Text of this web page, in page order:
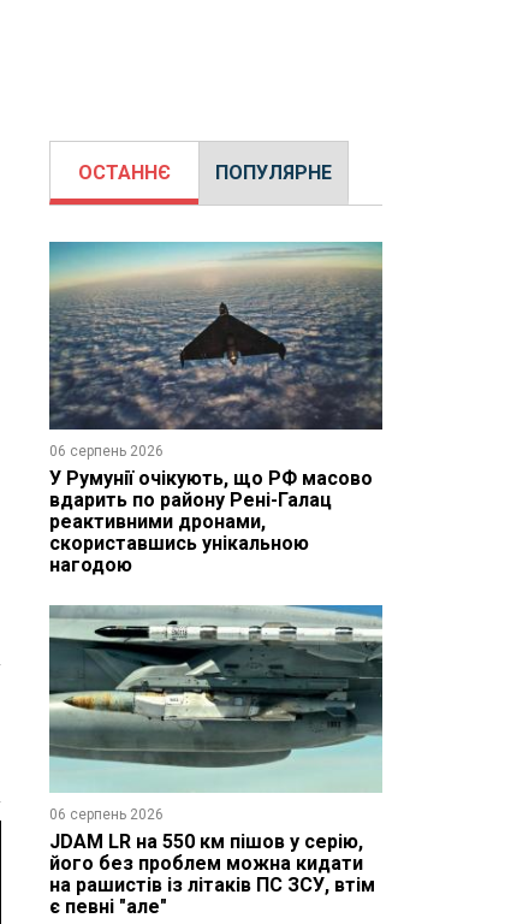
ОСТАННЄ ПОПУЛЯРНЕ
06 серпень 2026
У Румунії очікують, що РФ масово
вдарить по району Рені-Галац
реактивними дронами,
скориставшись унікальною
нагодою
06 серпень 2026
JDAM LR на 550 км пішов у серію,
його без проблем можна кидати
на рашистів із літаків ПС ЗСУ, втім
є певні "але"